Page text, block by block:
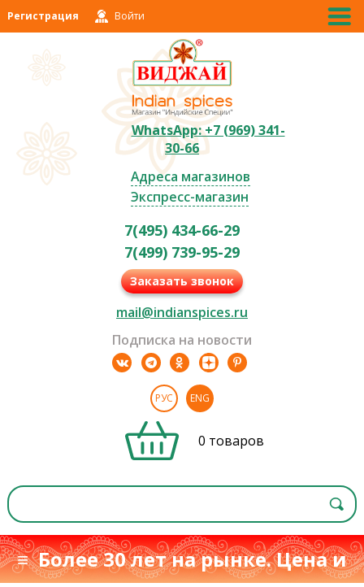
Регистрация Войти
WhatsApp: +7 (969) 341-
30-66
Адреса магазинов
Экспресс-магазин
7(495) 434-66-29
7(499) 739-95-29
Заказать звонок
mail@indianspices.ru
Подписка на новости
РУС ENG
0 товаров
≡ Более 30 лет на рынке. Цена и